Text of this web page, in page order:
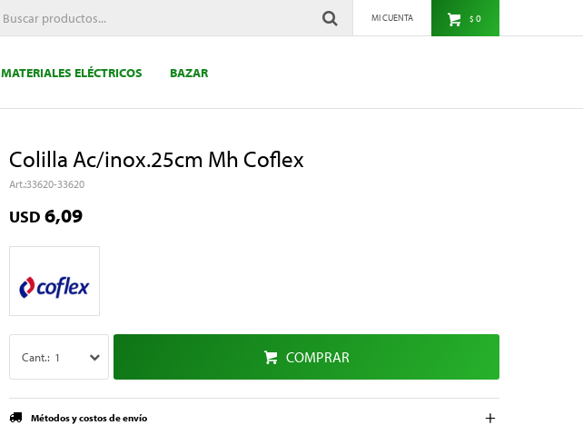
MATERIALES ELÉCTRICOS BAZAR
$ 0
Colilla Ac/inox.25cm Mh Coflex
33620-33620
USD 6,09
1 COMPRAR
Métodos y costos de envío